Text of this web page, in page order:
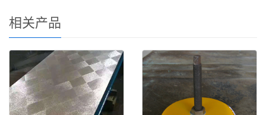
相关产品